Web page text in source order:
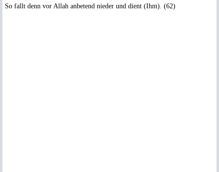
So fallt denn vor Allah anbetend nieder und dient (Ihm). (62)